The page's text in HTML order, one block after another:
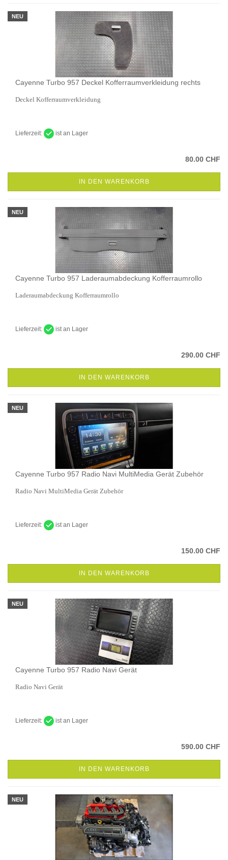
NEU
Cayenne Turbo 957 Deckel Kofferraumverkleidung rechts
Deckel Kofferraumverkleidung
Lieferzeit: ist an Lager
80.00 CHF
IN DEN WARENKORB
NEU
Cayenne Turbo 957 Laderaumabdeckung Kofferraumrollo
Laderaumabdeckung Kofferraumrollo
Lieferzeit: ist an Lager
290.00 CHF
IN DEN WARENKORB
NEU
Cayenne Turbo 957 Radio Navi MultiMedia Gerät Zubehör
Radio Navi MultiMedia Gerät Zubehör
Lieferzeit: ist an Lager
150.00 CHF
IN DEN WARENKORB
NEU
Cayenne Turbo 957 Radio Navi Gerät
Radio Navi Gerät
Lieferzeit: ist an Lager
590.00 CHF
IN DEN WARENKORB
NEU